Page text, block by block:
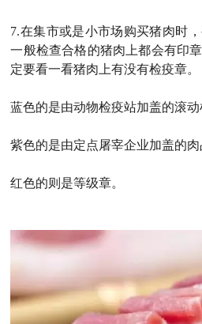
7.在集市或是小市场购买猪肉时
一般检查合格的猪肉上都会有印
定要看一看猪肉上有没有检疫章。
蓝色的是由动物检疫站加盖的滚动
紫色的是由定点屠宰企业加盖的肉
红色的则是等级章。